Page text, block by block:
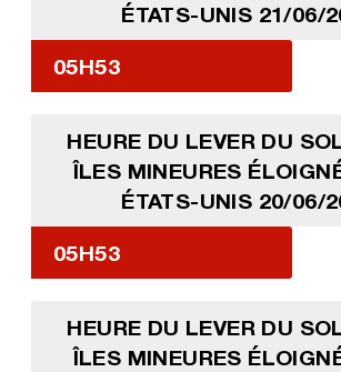
ÉTATS-UNIS 21/06/
05H53
HEURE DU LEVER DU
ÎLES MINEURES
ÉTATS-UNIS 20/06/
05H53
HEURE DU LEVER DU
ÎLES MINEURES